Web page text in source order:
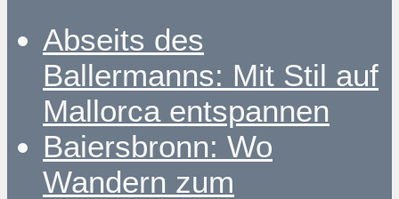
Abseits des
Ballermanns: Mit Stil auf
Mallorca entspannen
Baiersbronn: Wo
Wandern zum